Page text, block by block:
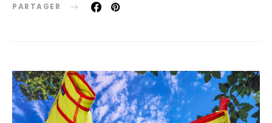
PARTAGER